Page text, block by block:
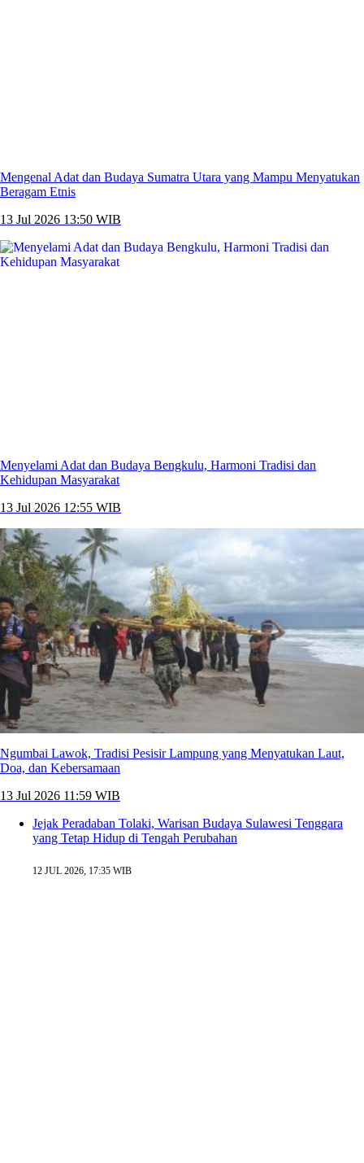
Mengenal Adat dan Budaya Sumatra Utara yang Mampu Menyatukan
Beragam Etnis
13 Jul 2026 13:50 WIB
Menyelami Adat dan Budaya Bengkulu, Harmoni Tradisi dan
Kehidupan Masyarakat
13 Jul 2026 12:55 WIB
Ngumbai Lawok, Tradisi Pesisir Lampung yang Menyatukan Laut,
Doa, dan Kebersamaan
13 Jul 2026 11:59 WIB
Jejak Peradaban Tolaki, Warisan Budaya Sulawesi Tenggara
yang Tetap Hidup di Tengah Perubahan
12 JUL 2026, 17:35 WIB